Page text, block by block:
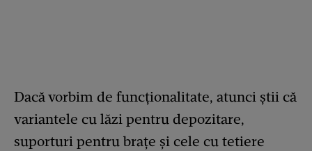
Dacă vorbim de funcționalitate, atunci ştii că
variantele cu lăzi pentru depozitare,
suporturi pentru brațe şi cele cu tetiere